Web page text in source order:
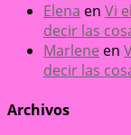
Elena en Vi
decir las
Marlene en
decir las
Archivos